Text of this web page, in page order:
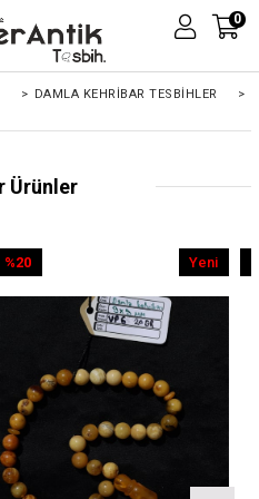
0
> DAMLA KEHRİBAR TESBİHLER
>
Ürünler
%9
%9İndirim